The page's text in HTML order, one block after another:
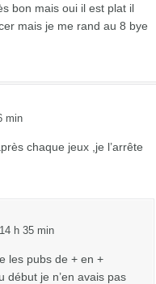
bon mais oui il est plat il
mais je me rand au 8 bye
min
chaque jeux ,je l’arrête
h 35 min
les pubs de + en +
début je n’en avais pas